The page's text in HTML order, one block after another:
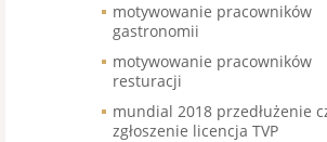
motywowanie pracowników
gastronomii
motywowanie pracowników
resturacji
mundial 2018 przedłużenie
zgłoszenie licencja TVP